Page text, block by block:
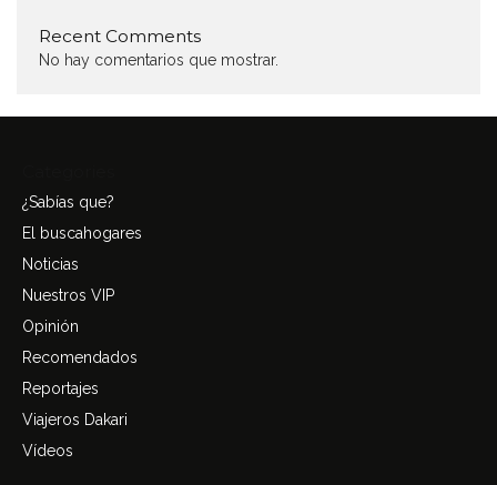
Recent Comments
No hay comentarios que mostrar.
¿Sabías que?
El buscahogares
Noticias
Nuestros VIP
Opinión
Recomendados
Reportajes
Viajeros Dakari
Vídeos